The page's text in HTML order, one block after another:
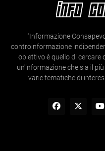
"Informazione
controinformazione
obiettivo è quello di cercare
un'informazione che sia il
varie tematiche di